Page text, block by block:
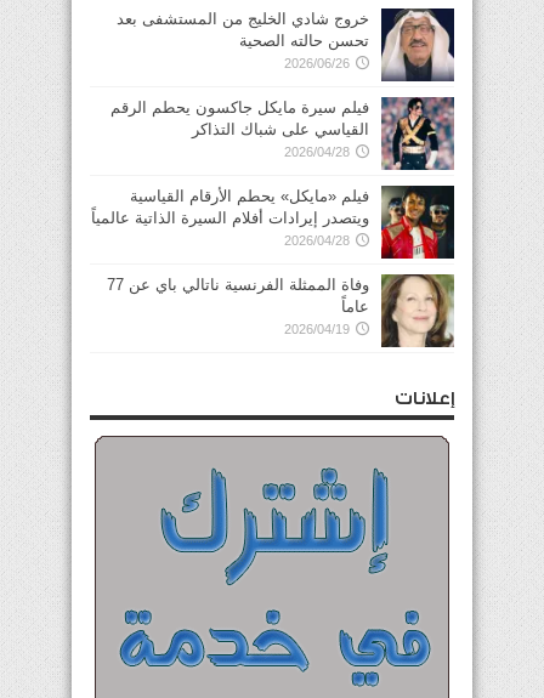
خروج شادي الخليج من المستشفى بعد
تحسن حالته الصحية
2026/06/26
فيلم سيرة مايكل جاكسون يحطم الرقم
القياسي على شباك التذاكر
2026/04/28
فيلم «مايكل» يحطم الأرقام القياسية
ويتصدر إيرادات أفلام السيرة الذاتية عالمياً
2026/04/28
وفاة الممثلة الفرنسية ناتالي باي عن 77
عاماً
2026/04/19
إعلانات